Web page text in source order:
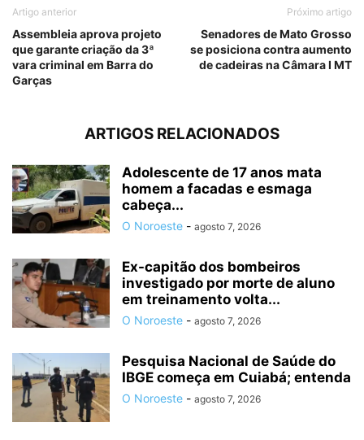
Artigo anterior
Assembleia aprova projeto
que garante criação da 3ª
vara criminal em Barra do
Garças
Próximo artigo
Senadores de Mato Grosso
se posiciona contra aumento
de cadeiras na Câmara I MT
ARTIGOS RELACIONADOS
Adolescente de 17 anos mata
homem a facadas e esmaga
cabeça...
O Noroeste - agosto 7, 2026
Ex-capitão dos bombeiros
investigado por morte de aluno
em treinamento volta...
O Noroeste - agosto 7, 2026
Pesquisa Nacional de Saúde do
IBGE começa em Cuiabá; entenda
O Noroeste - agosto 7, 2026